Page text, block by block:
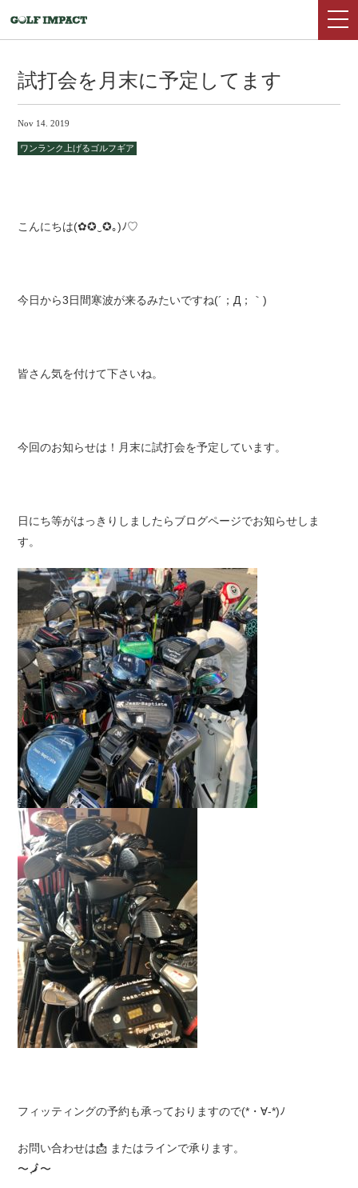
試打会を月末に予定してます
Nov 14. 2019
ワンランク上げるゴルフギア
こんにちは(✿✪‿✪｡)ﾉ♡
今日から3日間寒波が来るみたいですね(´；Д；｀)
皆さん気を付けて下さいね。
今回のお知らせは！月末に試打会を予定しています。
日にち等がはっきりしましたらブログページでお知らせしま
す。
フィッティングの予約も承っておりますので(*・∀-*)ﾉ
お問い合わせは📩 またはラインで承ります。
〜 🗾〜